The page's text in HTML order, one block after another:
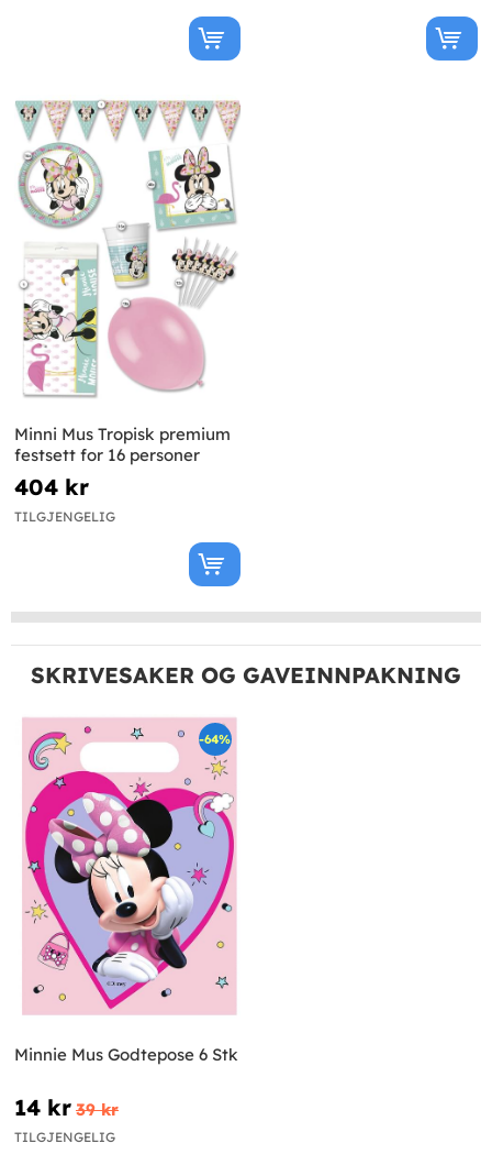
Minni Mus Tropisk premium
festsett for 16 personer
404 kr
TILGJENGELIG
SKRIVESAKER OG GAVEINNPAKNING
-64%
Minnie Mus Godtepose 6 Stk
14 kr 39 kr
TILGJENGELIG